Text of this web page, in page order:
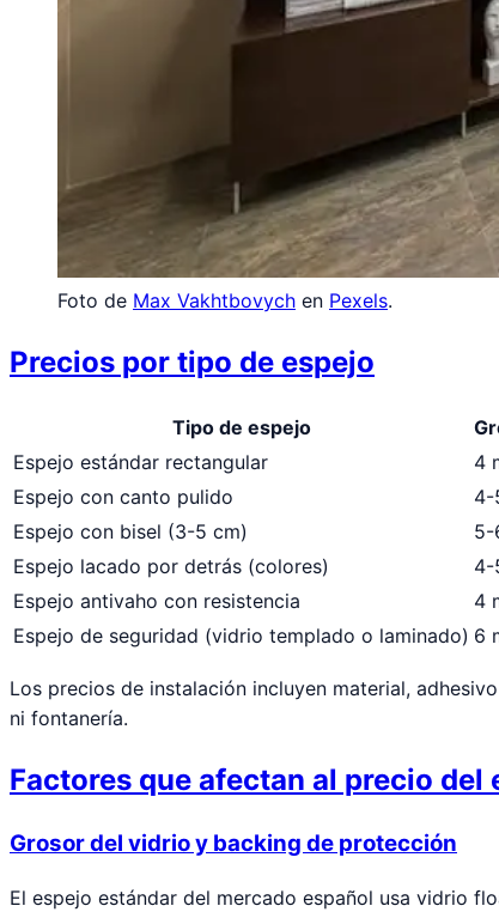
Foto de Max Vakhtbovych en Pexels.
Precios por tipo de espejo
Tipo de espejo
Espejo estándar rectangular
4
Espejo con canto pulido
4-
Espejo con bisel (3-5 cm)
5-
Espejo lacado por detrás (colores)
4-
Espejo antivaho con resistencia
4
Espejo de seguridad (vidrio templado o laminado) 6
Los precios de instalación incluyen material,
ni fontanería.
Factores que afectan al precio del
Grosor del vidrio y backing de protección
El espejo estándar del mercado español usa vidrio